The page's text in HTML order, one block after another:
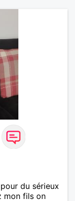
du sérieux
mon fils on